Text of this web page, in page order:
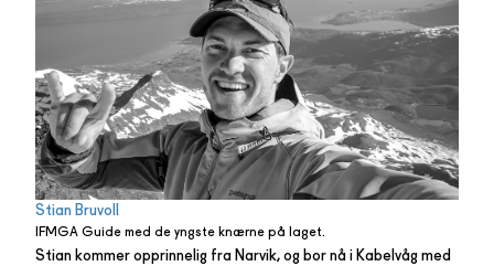
Stian Bruvoll
IFMGA Guide med de yngste knærne på laget.
Stian kommer opprinnelig fra Narvik, og bor nå i Kabelvåg med